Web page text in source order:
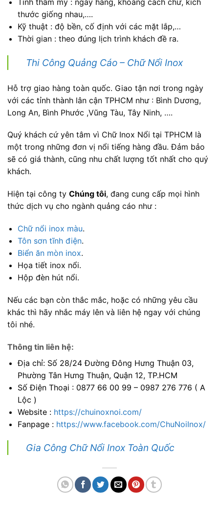
thước giống nhau,….
Kỹ thuật : độ bền, cố định với các mặt lắp,…
Thời gian : theo đúng lịch trình khách đề ra.
Thi Công Quảng Cáo – Chữ Nổi Inox
Hỗ trợ giao hàng toàn quốc. Giao tận nơi trong ngày
với các tỉnh thành lân cận TPHCM như : Bình Dương,
Long An, Bình Phước ,Vũng Tàu, Tây Ninh, ….
Quý khách cứ yên tâm vì Chữ Inox Nổi tại TPHCM là
một trong những đơn vị nổi tiếng hàng đầu. Đảm bảo
sẽ có giá thành, cũng nhu chất lượng tốt nhất cho quý
khách.
Hiện tại công ty Chúng tôi, đang cung cấp mọi hình
thức dịch vụ cho ngành quảng cáo như :
Chữ nổi inox màu.
Tôn sơn tĩnh điện.
Biển ăn mòn inox.
Họa tiết inox nổi.
Hộp đèn hút nổi.
Nếu các bạn còn thắc mắc, hoặc có những yêu cầu
khác thì hãy nhắc máy lên và liên hệ ngay với chúng
tôi nhé.
Thông tin liên hệ:
Địa chỉ: Số 28/24 Đường Đông Hưng Thuận 03,
Phường Tân Hưng Thuận, Quận 12, TP.HCM
Số Điện Thoại : 0877 66 00 99 – 0987 276 776 ( A
Lộc )
Website : https://chuinoxnoi.com/
Fanpage : https://www.facebook.com/ChuNoiInox/
Gia Công Chữ Nổi Inox Toàn Quốc